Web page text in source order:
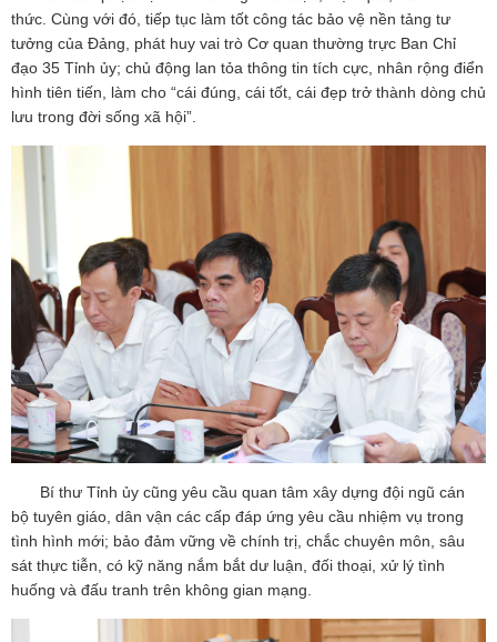
thức. Cùng với đó, tiếp tục làm tốt công tác bảo vệ nền tảng tư
tưởng của Đảng, phát huy vai trò Cơ quan thường trực Ban Chỉ
đạo 35 Tỉnh ủy; chủ động lan tỏa thông tin tích cực, nhân rộng điển
hình tiên tiến, làm cho “cái đúng, cái tốt, cái đẹp trở thành dòng chủ
lưu trong đời sống xã hội”.
Bí thư Tỉnh ủy cũng yêu cầu quan tâm xây dựng đội ngũ cán
bộ tuyên giáo, dân vận các cấp đáp ứng yêu cầu nhiệm vụ trong
tình hình mới; bảo đảm vững về chính trị, chắc chuyên môn, sâu
sát thực tiễn, có kỹ năng nắm bắt dư luận, đối thoại, xử lý tình
huống và đấu tranh trên không gian mạng.